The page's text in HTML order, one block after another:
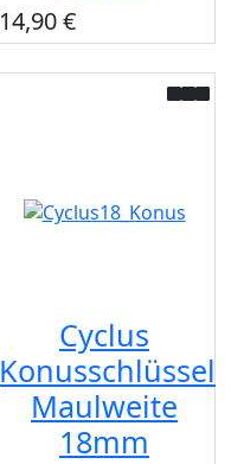
14,90 €
Cyclus
Konusschlüssel
Maulweite
18mm